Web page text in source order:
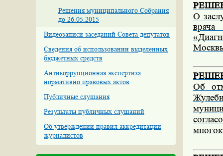
Решения муниципального Собрания
до 26.05.2015
Видеозаписи заседаний Совета депутатов
Сведения об использовании выделенных
бюджетных средств
Антикоррупционная экспертиза
нормативно правовых актов
Публичные слушания
Результаты публичных слушаний
Об утверждении правил аккредитации
журналистов
О
Об